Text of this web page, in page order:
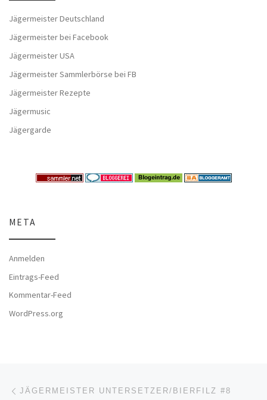
Jägermeister Deutschland
Jägermeister bei Facebook
Jägermeister USA
Jägermeister Sammlerbörse bei FB
Jägermeister Rezepte
Jägermusic
Jägergarde
META
Anmelden
Eintrags-Feed
Kommentar-Feed
WordPress.org
Beitragsnavigation
JÄGERMEISTER UNTERSETZER/BIERFILZ #8